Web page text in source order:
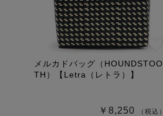
メルカドバッグ（HOUNDSTOO
TH）【Letra（レトラ）】
￥8,250 （税込）